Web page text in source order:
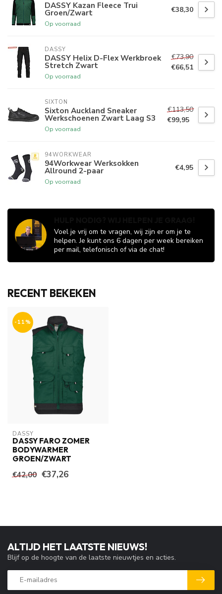
DASSY Kazan Fleece Trui
Groen/Zwart
Op voorraad
€38,30
DASSY
DASSY Helix D-Flex Werkbroek
Stretch Zwart
Op voorraad
€73,90
€66,51
SIXTON
Sixton Auckland Sneaker
Werkschoenen Zwart Laag S3
Op voorraad
€113,50
€99,95
94WORKWEAR
94Workwear Werksokken
Allround 2-paar
Op voorraad
€4,95
Voel je vrij om te vragen, wij zijn er om je te
helpen. Je kunt ons 6 dagen per week bereiken
per mail, telefonisch of via de chat!
RECENT BEKEKEN
-11%
DASSY
DASSY FARO ZOMER
BODYWARMER
GROEN/ZWART
€42,00 €37,26
ALTIJD HET LAATSTE NIEUWS!
Blijf op de hoogte van de laatste nieuwtjes en acties.